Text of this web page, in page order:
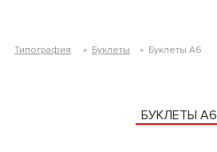
Типография » Буклеты » Буклеты А6
БУКЛЕТЫ А6